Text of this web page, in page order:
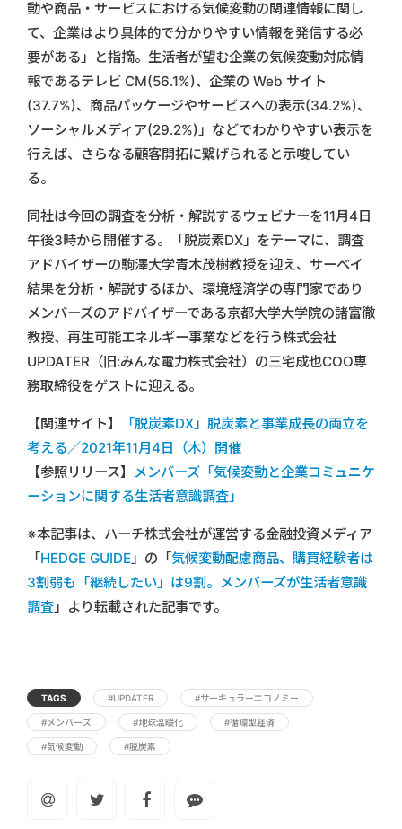
動や商品・サービスにおける気候変動の関連情報に関し
て、企業はより具体的で分かりやすい情報を発信する必
要がある」と指摘。生活者が望む企業の気候変動対応情
報であるテレビ CM(56.1%)、企業の Web サイト
(37.7%)、商品パッケージやサービスへの表示(34.2%)、
ソーシャルメディア(29.2%)」などでわかりやすい表示を
行えば、さらなる顧客開拓に繋げられると示唆してい
る。
同社は今回の調査を分析・解説するウェビナーを11月4日
午後3時から開催する。「脱炭素DX」をテーマに、調査
アドバイザーの駒澤大学青木茂樹教授を迎え、サーベイ
結果を分析・解説するほか、環境経済学の専門家であり
メンバーズのアドバイザーである京都大学大学院の諸富徹
教授、再生可能エネルギー事業などを行う株式会社
UPDATER（旧:みんな電力株式会社）の三宅成也COO専
務取締役をゲストに迎える。
【関連サイト】
「脱炭素DX」脱炭素と事業成長の両立を
考える／2021年11月4日（木）開催
【参照リリース】
メンバーズ「気候変動と企業コミュニケ
ーションに関する生活者意識調査」
※本記事は、ハーチ株式会社が運営する金融投資メディア
「HEDGE GUIDE 」の「気候変動配慮商品、購買経験者は
3割弱も「継続したい」は9割。メンバーズが生活者意識
調査 」より転載された記事です。
TAGS #UPDATER #サーキュラーエコノミー
#メンバーズ #地球温暖化 #循環型経済
#気候変動 #脱炭素